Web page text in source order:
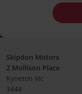
Skipdon Motors
2 Mollison Place
Kyneton Vic
3444